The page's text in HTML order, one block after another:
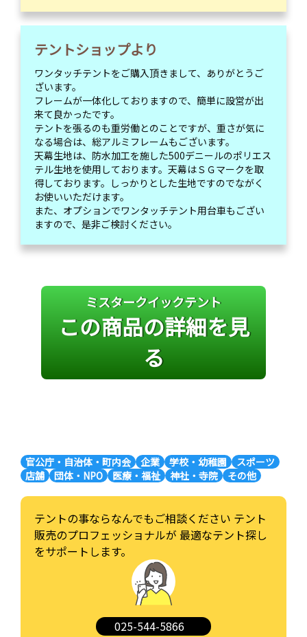
テントショップより
ワンタッチテントをご購入頂きまして、ありがとうご
ざいます。
フレームが一体化しておりますので、簡単に設営が出
来て良かったです。
テントを張るのも重労働とのことですが、重さが気に
なる場合は、総アルミフレームもございます。
天幕生地は、防水加工を施した500デニールのポリエス
テル生地を使用しております。天幕はＳＧマークを取
得しております。しっかりとした生地ですのでながく
お使いいただけます。
また、オプションでワンタッチテント用台車もござい
ますので、是非ご検討ください。
ミスタークイックテント
この商品の詳細を見
る
官公庁・自治体・町内会 企業 学校・幼稚園
スポーツ
店舗
団体・NPO 医療・福祉 神社・寺院 その他
テントの事ならなんでもご相談ください テント
販売のプロフェッショナルが 最適なテント探し
をサポートします。
025-544-5866